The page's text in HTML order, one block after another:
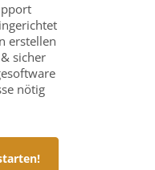
erstellen
sicher
nötig